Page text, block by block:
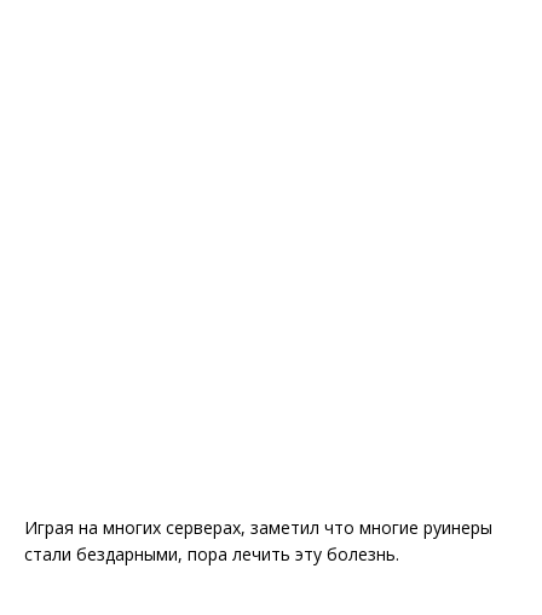
Играя на многих серверах, заметил что многие руинеры
стали бездарными, пора лечить эту болезнь.